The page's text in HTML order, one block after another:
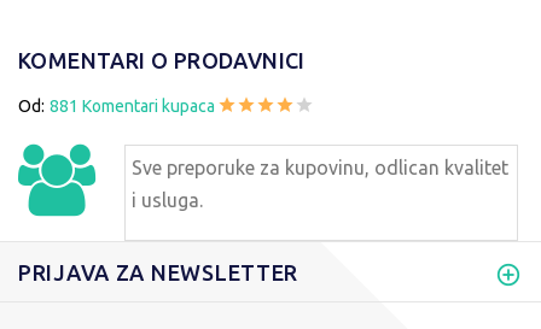
KOMENTARI O PRODAVNICI
Od: 881 Komentari kupaca
Sve preporuke za kupovinu, odlican kvalitet
i usluga.
PRIJAVA ZA NEWSLETTER